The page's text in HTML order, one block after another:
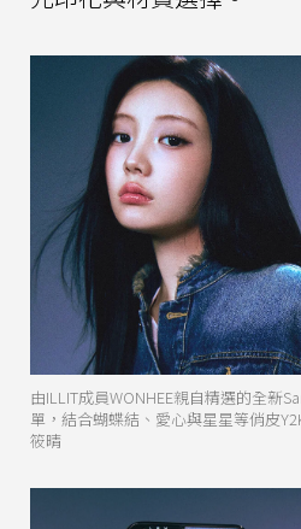
由ILLIT成員WONHEE親自精選的全新
單，結合蝴蝶結、愛心與星星等俏皮
筱晴